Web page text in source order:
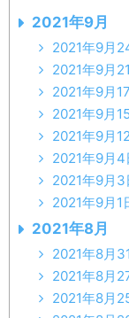
2021年9月
2021年9月
2021年9月
2021年9月
2021年9月
2021年9月
2021年9月4
2021年9月3
2021年9月1
2021年8月
2021年8月
2021年8月
2021年8月